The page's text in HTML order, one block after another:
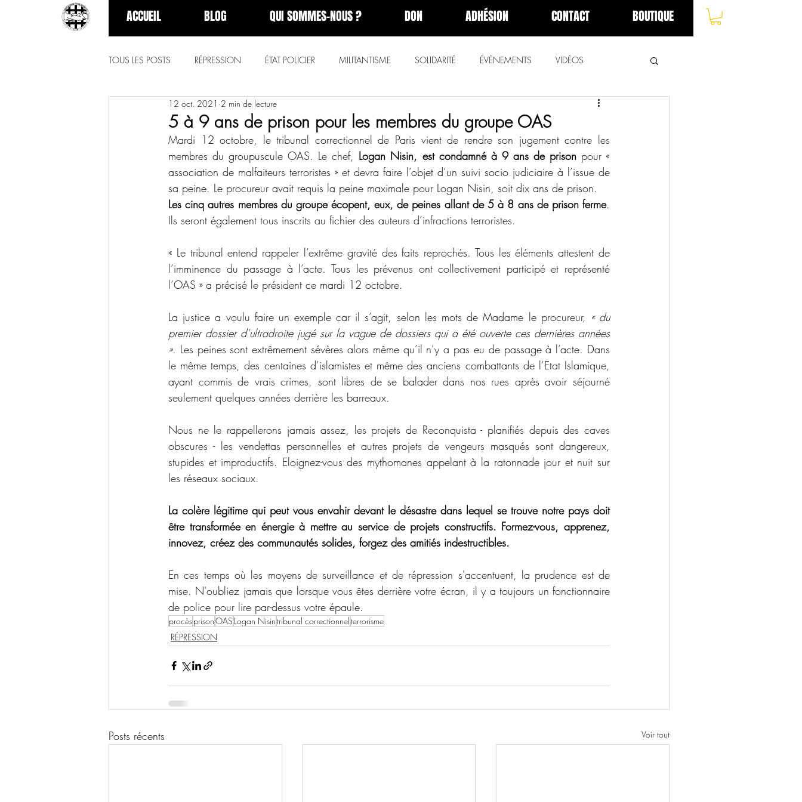
ACCUEIL BLOG QUI SOMMES-NOUS ? DON ADHÉSION CONTACT BOUTIQUE
TOUS LES POSTS RÉPRESSION ÉTAT POLICIER MILITANTISME SOLIDARITÉ ÉVÈNEMENTS VIDÉOS
5 à 9 ans de prison pour les membres du groupe OAS
12 oct. 2021 2 min de lecture
Mardi 12 octobre, le tribunal correctionnel de Paris vient de rendre son jugement contre les
membres du groupuscule OAS. Le chef, Logan Nisin, est condamné à 9 ans de prison pour «
association de malfaiteurs terroristes » et devra faire l’objet d’un suivi socio judiciaire à l’issue de
sa peine. Le procureur avait requis la peine maximale pour Logan Nisin, soit dix ans de prison.
Les cinq autres membres du groupe écopent, eux, de peines allant de 5 à 8 ans de prison ferme.
Ils seront également tous inscrits au fichier des auteurs d’infractions terroristes.
« Le tribunal entend rappeler l’extrême gravité des faits reprochés. Tous les éléments attestent de
l’imminence du passage à l’acte. Tous les prévenus ont collectivement participé et représenté
l’OAS » a précisé le président ce mardi 12 octobre.
La justice a voulu faire un exemple car il s’agit, selon les mots de Madame le procureur, « du
premier dossier d’ultradroite jugé sur la vague de dossiers qui a été ouverte ces dernières années
». Les peines sont extrêmement sévères alors même qu’il n’y a pas eu de passage à l’acte. Dans
le même temps, des centaines d’islamistes et même des anciens combattants de l’Etat Islamique,
ayant commis de vrais crimes, sont libres de se balader dans nos rues après avoir séjourné
seulement quelques années derrière les barreaux.
Nous ne le rappellerons jamais assez, les projets de Reconquista - planifiés depuis des caves
obscures - les vendettas personnelles et autres projets de vengeurs masqués sont dangereux,
stupides et improductifs. Eloignez-vous des mythomanes appelant à la ratonnade jour et nuit sur
les réseaux sociaux.
La colère légitime qui peut vous envahir devant le désastre dans lequel se trouve notre pays doit
être transformée en énergie à mettre au service de projets constructifs. Formez-vous, apprenez,
innovez, créez des communautés solides, forgez des amitiés indestructibles.
En ces temps où les moyens de surveillance et de répression s'accentuent, la prudence est de
mise. N'oubliez jamais que lorsque vous êtes derrière votre écran, il y a toujours un fonctionnaire
de police pour lire par-dessus votre épaule.
procèsprisonOAS Logan Nisintribunal correctionnelterrorisme
RÉPRESSION
Posts récents Voir tout